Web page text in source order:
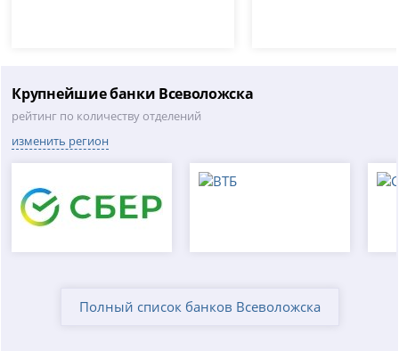
Крупнейшие банки Всеволожска
рейтинг по количеству отделений
изменить регион
Полный список банков Всеволожска